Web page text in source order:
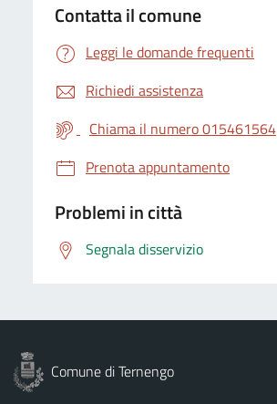
Contatta il comune
Leggi le domande frequenti
Richiedi assistenza
Chiama il numero 015461564
Prenota appuntamento
Problemi in città
Segnala disservizio
Comune di Ternengo